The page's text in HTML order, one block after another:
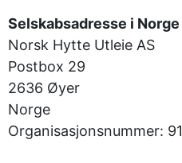
Selskabsadresse i Norge
Norsk Hytte Utleie AS
Postbox 29
2636 Øyer
Norge
Organisasjonsnummer: